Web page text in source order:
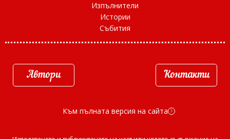
Изпълнители
Истории
Събития
Автори Контакти
Към пълната версия на сайта d